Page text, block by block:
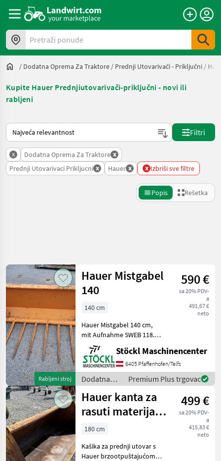
Pretraži ponude
/ Dodatna Oprema Za Traktore / Prednji Utovarivači - Priključni /
Kupite Hauer Prednjiutovarivači-priključni - novi ili
rabljeni
Tako se sortira na Landwirt.com
Filtri
x Dodatna Oprema Za Traktore x
Prednji Utovarivaci Prikljucni x Hauer x x Izbriši sve filtre
Popis Rešetka
Kategorija 4 Država Filtri
TRENUTNA
STAZA
Poljoprivredna
tehnika
Dodatna
Oprema
Za
Traktore
Prednji
Utovarivaci
Prikljucni
Hauer
ODABERITE
KATEGORIJU
Poništi
Prikaži
107
rezultata
Rabljeni stroj
Hauer Mistgabel
140
590 €
sa 20% PDV-
a
491,67 €
neto
140 cm
Hauer Mistgabel 140 cm,
mit Aufnahme SWEB 118.
traktore Prednji utovarivači
- priključni
Stöckl Maschinencenter
6405 Pfaffenhofen/Telfs
Dodatna
oprema za
traktore /
Hauer
Premium Plus trgovac
Hauer kanta za
rasuti materijal
220 cm
499 €
sa 20% PDV-
a
415,83 €
neto
180 cm
Kašika za prednji utovar s
Hauer brzootpuštajućom